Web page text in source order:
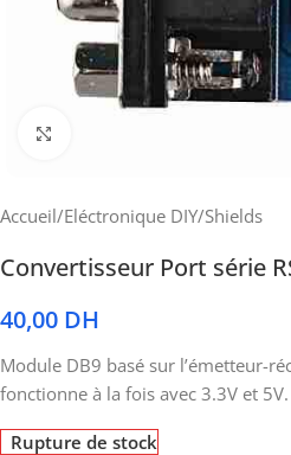
Accueil/Eléctronique DIY/Shields
Convertisseur Port série
40,00 DH
Module DB9 basé sur l’émetteur-
fonctionne à la fois avec 3.3V et 5V.
Rupture de stock